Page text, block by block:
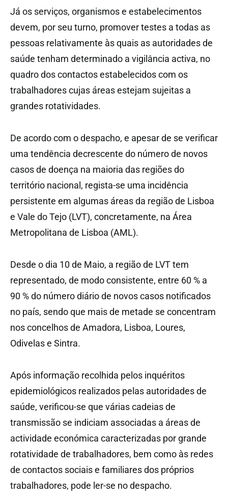
Já os serviços, organismos e estabelecimentos
devem, por seu turno, promover testes a todas as
pessoas relativamente às quais as autoridades de
saúde tenham determinado a vigilância activa, no
quadro dos contactos estabelecidos com os
trabalhadores cujas áreas estejam sujeitas a
grandes rotatividades.
De acordo com o despacho, e apesar de se verificar
uma tendência decrescente do número de novos
casos de doença na maioria das regiões do
território nacional, regista-se uma incidência
persistente em algumas áreas da região de Lisboa
e Vale do Tejo (LVT), concretamente, na Área
Metropolitana de Lisboa (AML).
Desde o dia 10 de Maio, a região de LVT tem
representado, de modo consistente, entre 60 % a
90 % do número diário de novos casos notificados
no país, sendo que mais de metade se concentram
nos concelhos de Amadora, Lisboa, Loures,
Odivelas e Sintra.
Após informação recolhida pelos inquéritos
epidemiológicos realizados pelas autoridades de
saúde, verificou-se que várias cadeias de
transmissão se indiciam associadas a áreas de
actividade económica caracterizadas por grande
rotatividade de trabalhadores, bem como às redes
de contactos sociais e familiares dos próprios
trabalhadores, pode ler-se no despacho.